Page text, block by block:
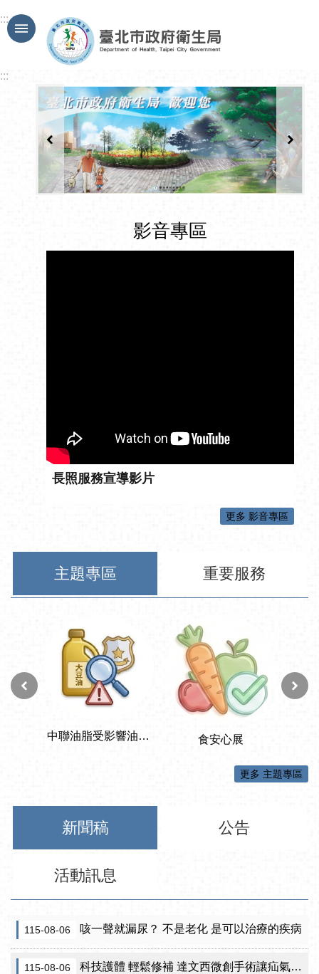
跳到主要內容區塊
:::
:::
影音專區
長照服務宣導影片
更多 影音專區
主題專區 重要服務
更多 主題專區
新聞稿 公告
活動訊息
115-08-06 咳一聲就漏尿？ 不是老化 是可以治療的疾病
115-08-06 科技護體 輕鬆修補 達文西微創手術讓疝氣治療更精準